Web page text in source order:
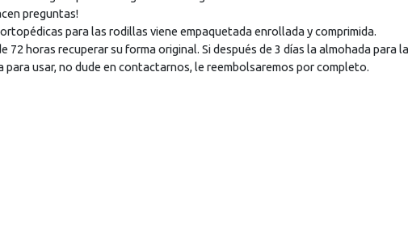
preguntas!
para las rodillas viene empaquetada enrollada y comprimida.
72 horas recuperar su forma original. Si después de 3 días la almohada para la
usar, no dude en contactarnos, le reembolsaremos por completo.